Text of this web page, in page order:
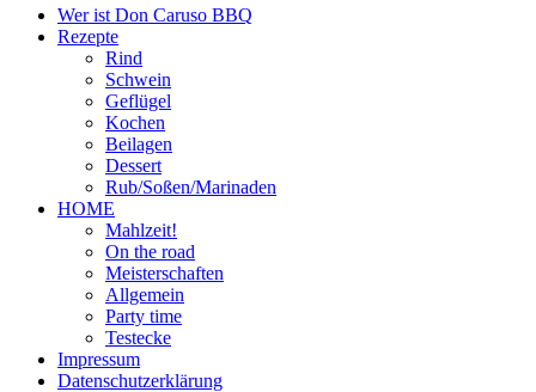
Wer ist Don Caruso BBQ
Rezepte
Rind
Schwein
Geflügel
Kochen
Beilagen
Dessert
Rub/Soßen/Marinaden
HOME
Mahlzeit!
On the road
Meisterschaften
Allgemein
Party time
Testecke
Impressum
Datenschutzerklärung